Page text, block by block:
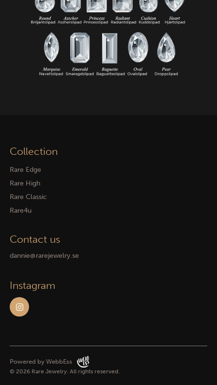
Collection
Rare Edge
Rare High
Rare Classic
Rare4u
Contact us
dannie@rarejewelry.se
Instagram
© 2026 Rare Jewelry. All rights reserved.
Powered by WebbEss